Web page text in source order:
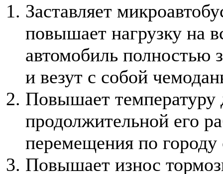
Заставляет
повышает нагрузку на
автомобиль полностью
и везут с собой
Повышает температуру
продолжительной его
перемещения по
Повышает износ